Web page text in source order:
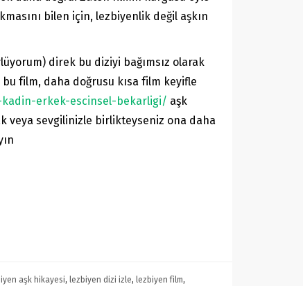
bilen için, lezbiyenlik değil aşkın
direk bu diziyi bağımsız olarak
film, daha doğrusu kısa film keyifle
erkek-escinsel-bekarligi/ aşk
veya sevgilinizle birlikteyseniz ona daha
aşk hikayesi, lezbiyen dizi izle, lezbiyen film,